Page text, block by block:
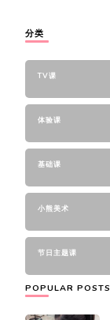
分类
TV课
体验课
基础课
小熊美术
节日主题课
POPULAR POSTS